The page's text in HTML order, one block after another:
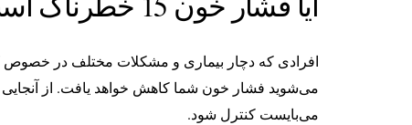
افرادی که دچار بیماری و مشکلات مختلف در خصوص
می‌شوید فشار خون شما کاهش خواهد یافت. از
می‌بایست کنترل شود.